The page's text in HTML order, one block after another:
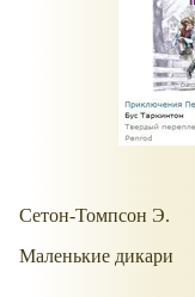
Сетон-Томпсон Э.
Маленькие дикари